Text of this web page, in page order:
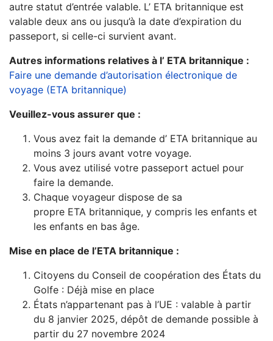
autre statut d’entrée valable. L’ ETA britannique est
valable deux ans ou jusqu’à la date d’expiration du
passeport, si celle-ci survient avant.
​Autres informations relatives à l’ ETA britannique :
Faire une demande d’autorisation électronique de
voyage (ETA britannique)
Veuillez-vous assurer que :
Vous avez fait la demande d’ ETA britannique au
moins 3 jours avant votre voyage.
Vous avez utilisé votre passeport actuel pour
faire la demande.
Chaque voyageur dispose de sa
propre ETA britannique, y compris les enfants et
les enfants en bas âge.
Mise en place de l’ETA britannique :
Citoyens du Conseil de coopération des États du
Golfe : Déjà mise en place
États n’appartenant pas à l’UE : valable à partir
du 8 janvier 2025, dépôt de demande possible à
partir du 27 novembre 2024